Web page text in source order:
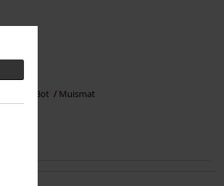
Astro Bot Muismat